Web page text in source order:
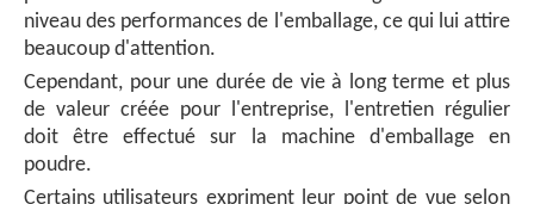
niveau des performances de l'emballage, ce qui lui attire
beaucoup d'attention.
Cependant, pour une durée de vie à long terme et plus
de valeur créée pour l'entreprise, l'entretien régulier
doit être effectué sur la machine d'emballage en
poudre.
Certains utilisateurs expriment leur point de vue selon